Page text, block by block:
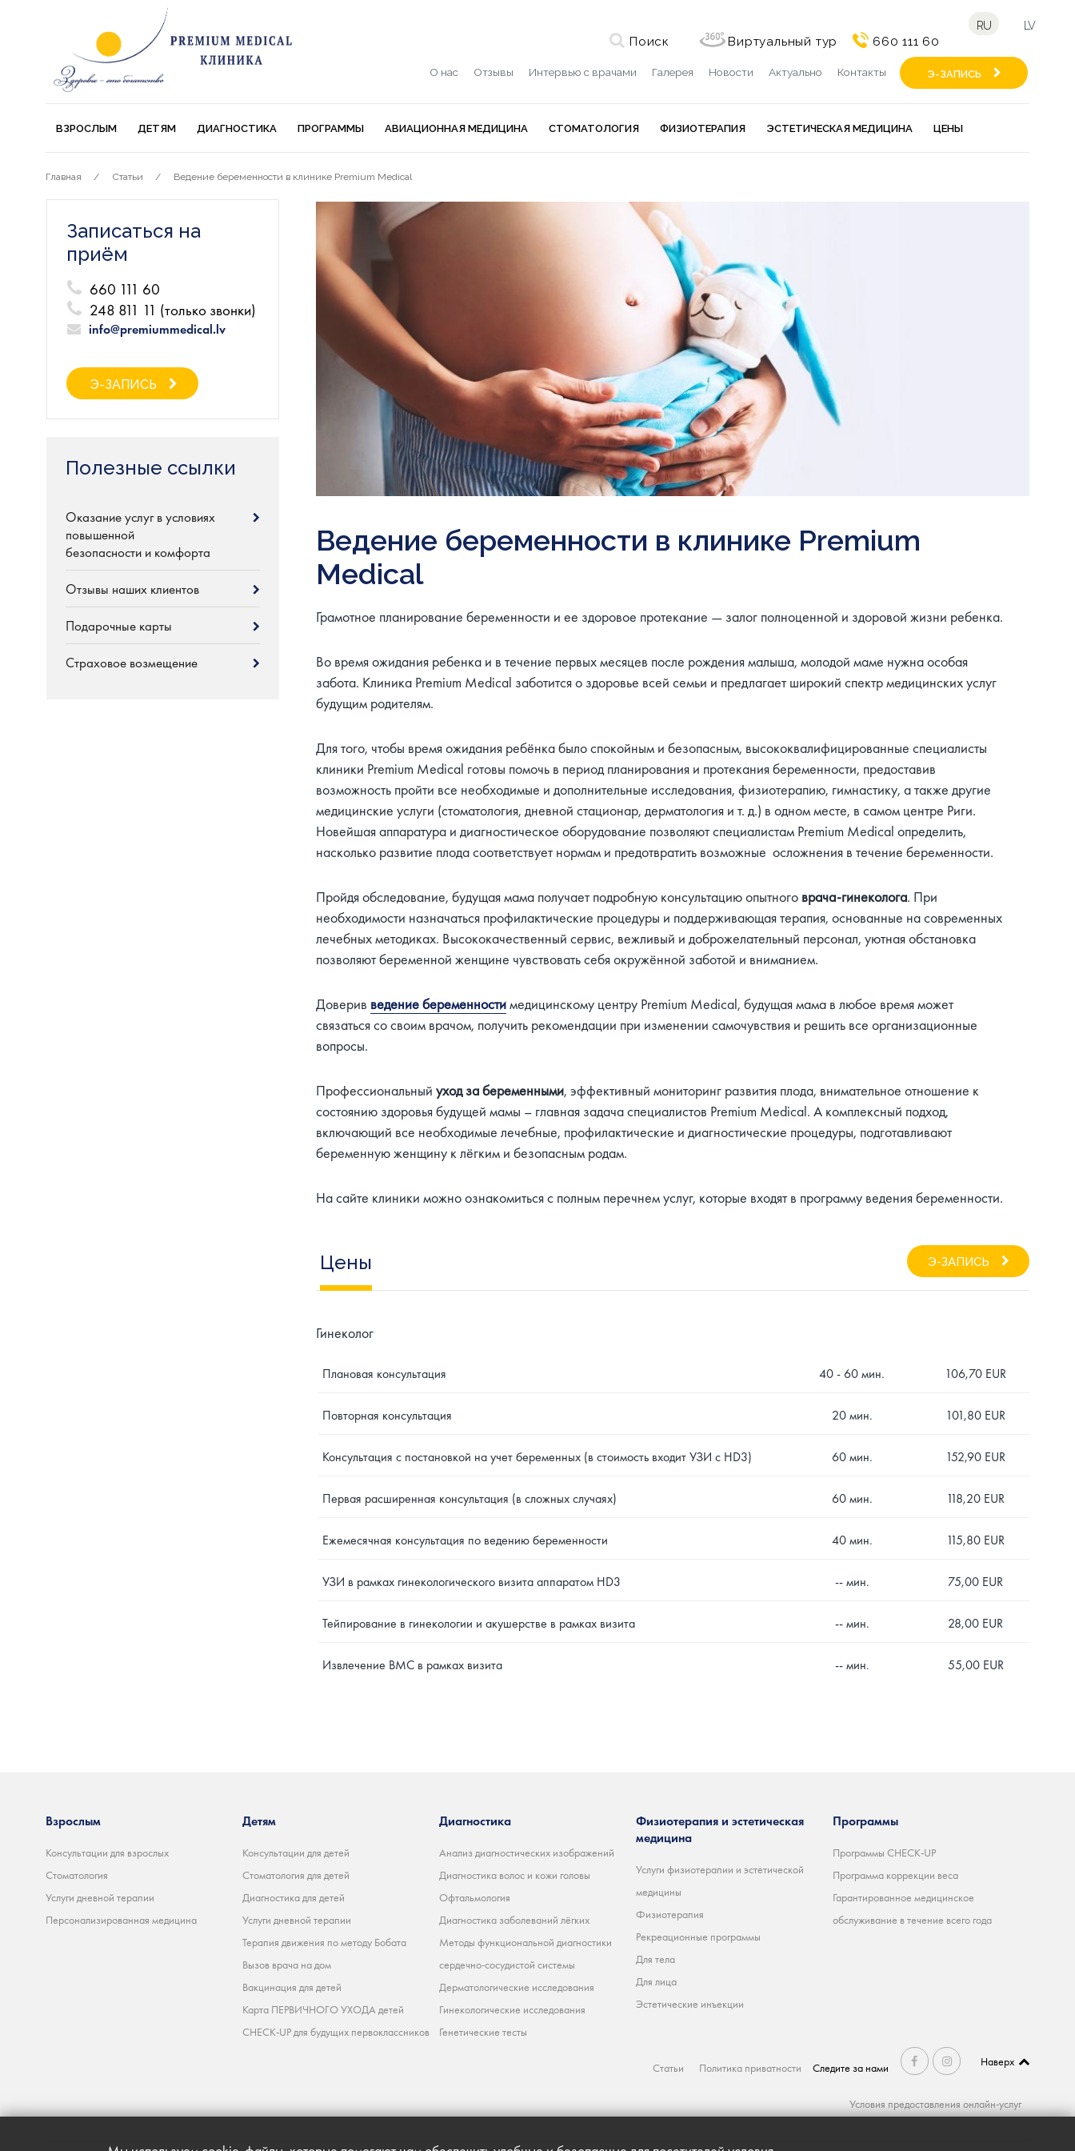
Поиск Виртуальный тур 660 111 60
RU LV
О нас Отзывы Интервью с врачами Галерея Новости Актуально Контакты Э-ЗАПИСЬ
ВЗРОСЛЫМ ДЕТЯМ ДИАГНОСТИКА ПРОГРАММЫ АВИАЦИОННАЯ МЕДИЦИНА СТОМАТОЛОГИЯ ФИЗИОТЕРАПИЯ ЭСТЕТИЧЕСКАЯ МЕДИЦИНА ЦЕНЫ
Главная Статьи Ведение беременности в клинике Premium Medical
Записаться на
приём
660 111 60
248 811 11 (только звонки)
info@premiummedical.lv
Э-ЗАПИСЬ
Полезные ссылки
Оказание услуг в условиях
повышенной
безопасности и комфорта
Отзывы наших клиентов
Подарочные карты
Страховое возмещение
Ведение беременности в клинике Premium
Medical
Грамотное планирование беременности и ее здоровое протекание — залог полноценной и здоровой жизни ребенка.
Во время ожидания ребенка и в течение первых месяцев после рождения малыша, молодой маме нужна особая
забота. Клиника Premium Medical заботится о здоровье всей семьи и предлагает широкий спектр медицинских услуг
будущим родителям.
Для того, чтобы время ожидания ребёнка было спокойным и безопасным, высококвалифицированные специалисты
клиники Premium Medical готовы помочь в период планирования и протекания беременности, предоставив
возможность пройти все необходимые и дополнительные исследования, физиотерапию, гимнастику, а также другие
медицинские услуги (стоматология, дневной стационар, дерматология и т. д.) в одном месте, в самом центре Риги.
Новейшая аппаратура и диагностическое оборудование позволяют специалистам Premium Medical определить,
насколько развитие плода соответствует нормам и предотвратить возможные осложнения в течение беременности.
Пройдя обследование, будущая мама получает подробную консультацию опытного врача-гинеколога. При
необходимости назначаться профилактические процедуры и поддерживающая терапия, основанные на современных
лечебных методиках. Высококачественный сервис, вежливый и доброжелательный персонал, уютная обстановка
позволяют беременной женщине чувствовать себя окружённой заботой и вниманием.
Доверив ведение беременностимедицинскому центру Premium Medical, будущая мама в любое время может
связаться со своим врачом, получить рекомендации при изменении самочувствия и решить все организационные
вопросы.
Профессиональный уход за беременными, эффективный мониторинг развития плода, внимательное отношение к
состоянию здоровья будущей мамы – главная задача специалистов Premium Medical. А комплексный подход,
включающий все необходимые лечебные, профилактические и диагностические процедуры, подготавливают
беременную женщину к лёгким и безопасным родам.
На сайте клиники можно ознакомиться с полным перечнем услуг, которые входят в программу ведения беременности.
Цены Э-ЗАПИСЬ
Гинеколог
Плановая консультация 40 - 60 мин. 106,70 EUR
Повторная консультация 20 мин. 101,80 EUR
Консультация с постановкой на учет беременных (в стоимость входит УЗИ с HD3) 60 мин. 152,90 EUR
Первая расширенная консультация (в сложных случаях) 60 мин. 118,20 EUR
Ежемесячная консультация по ведению беременности 40 мин. 115,80 EUR
УЗИ в рамках гинекологического визита аппаратом HD3 -- мин. 75,00 EUR
Тейпирование в гинекологии и акушерстве в рамках визита -- мин. 28,00 EUR
Извлечение ВМС в рамках визита -- мин. 55,00 EUR
Взрослым
Консультации для взрослых
Стоматология
Услуги дневной терапии
Персонализированная медицина
Детям
Консультации для детей
Стоматология для детей
Диагностика для детей
Услуги дневной терапии
Терапия движения по методу Бобата
Вызов врача на дом
Вакцинация для детей
Карта ПЕРВИЧНОГО УХОДА детей
CHECK-UP для будущих первоклассников
Диагностика
Анализ диагностических изображений
Диагностика волос и кожи головы
Офтальмология
Диагностика заболеваний лёгких
Методы функциональной диагностики
сердечно-сосудистой системы
Дерматологические исследования
Гинекологические исследования
Генетические тесты
Физиотерапия и эстетическая
медицина
Услуги физиотерапии и эстетической
медицины
Физиотерапия
Рекреационные программы
Для тела
Для лица
Эстетические инъекции
Программы
Программы CHECK-UP
Программа коррекции веса
Гарантированное медицинское
обслуживание в течение всего года
Статьи Политика приватности Следите за нами Наверх
Условия предоставления онлайн-услуг